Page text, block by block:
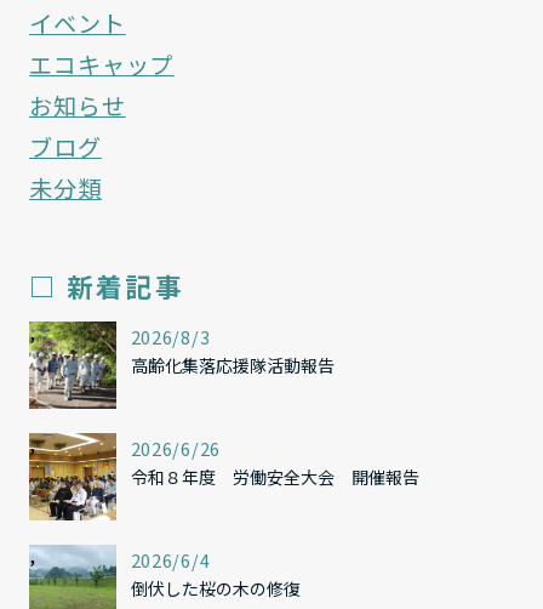
イベント
エコキャップ
お知らせ
ブログ
未分類
□ 新着記事
, 2026/8/3
高齢化集落応援隊活動報告
, 2026/6/26
令和８年度 労働安全大会 開催報告
, 2026/6/4
倒伏した桜の木の修復